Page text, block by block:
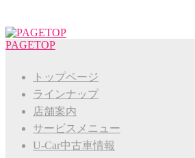
PAGETOP
トップページ
ラインナップ
店舗案内
サービスメニュー
U-Car中古車情報